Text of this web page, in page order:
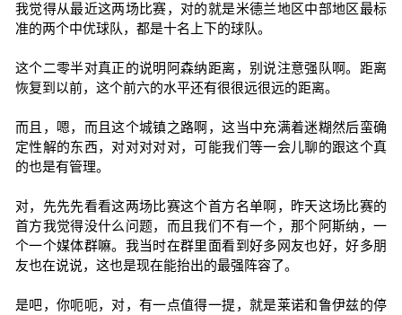
我觉得从最近这两场比赛，对的就是米德兰地区中部地区最标
准的两个中优球队，都是十名上下的球队。
这个二零半对真正的说明阿森纳距离，别说注意强队啊。距离
恢复到以前，这个前六的水平还有很很远很远的距离。
而且，嗯，而且这个城镇之路啊，这当中充满着迷糊然后蛮确
定性解的东西，对对对对对，可能我们等一会儿聊的跟这个真
的也是有管理。
对，先先先看看这两场比赛这个首方名单啊，昨天这场比赛的
首方我觉得没什么问题，而且我们不有一个，那个阿斯纳，一
个一个媒体群嘛。我当时在群里面看到好多网友也好，好多朋
友也在说说，这也是现在能抬出的最强阵容了。
是吧，你呃呃，对，有一点值得一提，就是莱诺和鲁伊兹的停